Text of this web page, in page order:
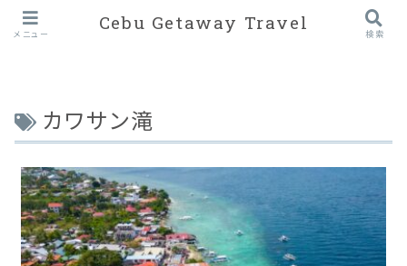
カワサン滝
メニュー
Cebu Getaway Travel
検索